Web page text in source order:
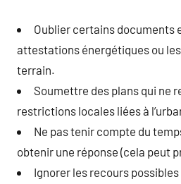
Oublier certains documents
attestations énergétiques ou
terrain.
Soumettre des plans qui ne
restrictions locales liées à
Ne pas tenir compte du
obtenir une réponse (cela peut
Ignorer les recours